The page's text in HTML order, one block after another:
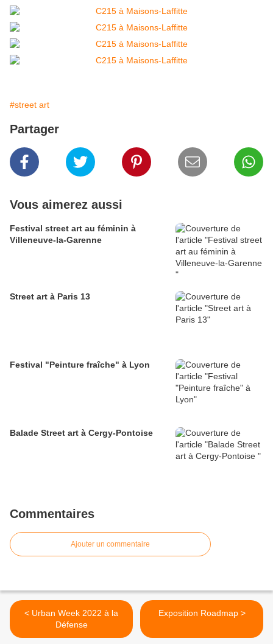
#street art
Partager
Vous aimerez aussi
Festival street art au féminin à
Villeneuve-la-Garenne
Street art à Paris 13
Festival "Peinture fraîche" à Lyon
Balade Street art à Cergy-Pontoise
Commentaires
Ajouter un commentaire
< Urban Week 2022 à la
Défense
Exposition Roadmap >